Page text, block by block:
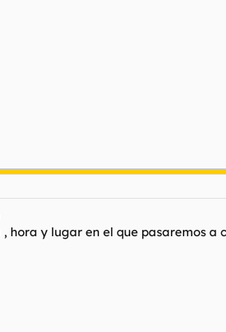
hora y lugar en el que pasaremos a